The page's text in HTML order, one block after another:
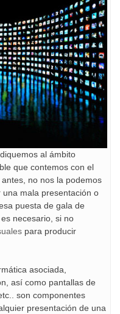
al ámbito
que contemos con el
no nos la podemos
mala presentación o
puesta de gala de
necesario, si no
para producir
asociada,
así como pantallas de
son componentes
presentación de una